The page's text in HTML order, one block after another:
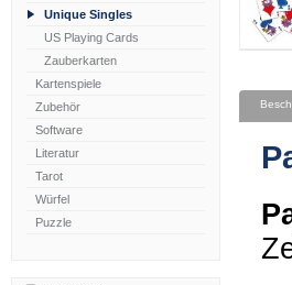
Unique Singles
US Playing Cards
Zauberkarten
Kartenspiele
Zubehör
Software
Literatur
Tarot
Würfel
Puzzle